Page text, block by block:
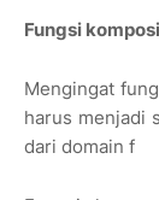
Fungsi
Mengingat
harus menjadi
dari domain f